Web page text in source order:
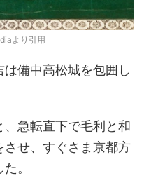
より引用
備中高松城を包囲し
急転直下で毛利と和
させ、すぐさま京都方
。